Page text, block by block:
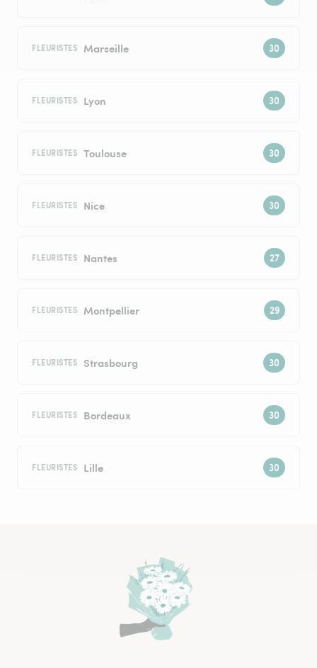
FLEURISTES Marseille
FLEURISTES Lyon
FLEURISTES Toulouse
FLEURISTES Nice
FLEURISTES Nantes
FLEURISTES Montpellier
FLEURISTES Strasbourg
FLEURISTES Bordeaux
FLEURISTES Lille